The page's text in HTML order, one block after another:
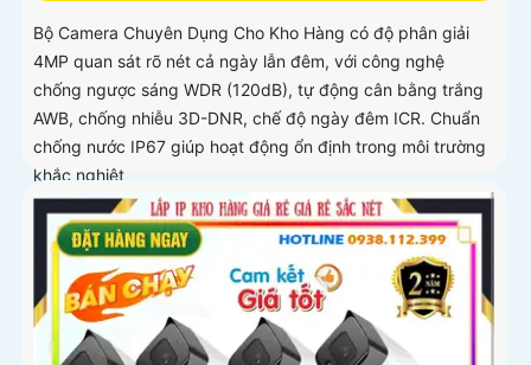
Bộ Camera Chuyên Dụng Cho Kho Hàng có độ phân giải
4MP quan sát rõ nét cả ngày lẫn đêm, với công nghệ
chống ngược sáng WDR (120dB), tự động cân bằng trắng
AWB, chống nhiễu 3D-DNR, chế độ ngày đêm ICR. Chuẩn
chống nước IP67 giúp hoạt động ổn định trong môi trường
khắc nghiệt